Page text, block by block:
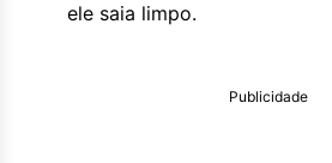
ele saia limpo.
Publicidade